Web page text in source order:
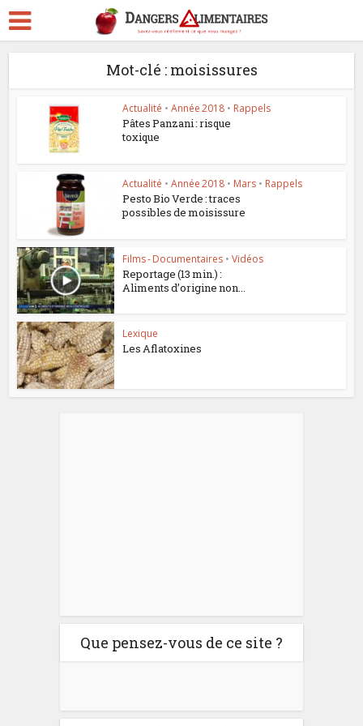
Mot-clé : moisissures
Actualité • Année 2018 • Rappels
Pâtes Panzani : risque
toxique
Actualité • Année 2018 • Mars • Rappels
Pesto Bio Verde : traces
possibles de moisissure
Films - Documentaires • Vidéos
Reportage (13 min.) :
Aliments d’origine non...
Lexique
Les Aflatoxines
Que pensez-vous de ce site ?